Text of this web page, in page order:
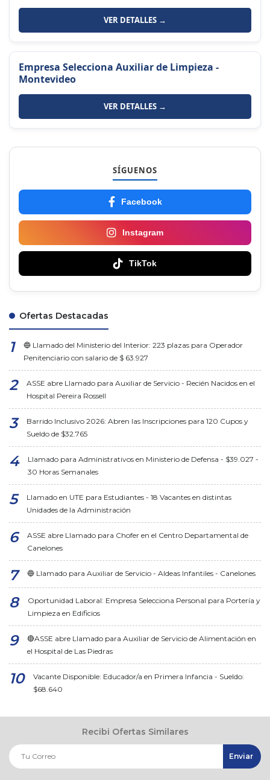
VER DETALLES →
Empresa Selecciona Auxiliar de Limpieza -
Montevideo
VER DETALLES →
SÍGUENOS
Facebook
Instagram
TikTok
Ofertas Destacadas
🔵 Llamado del Ministerio del Interior: 223 plazas para Operador
Penitenciario con salario de $ 63.927
ASSE abre Llamado para Auxiliar de Servicio - Recién Nacidos en el
Hospital Pereira Rossell
Barrido Inclusivo 2026: Abren las Inscripciones para 120 Cupos y
Sueldo de $32.765
Llamado para Administrativos en Ministerio de Defensa - $39.027 -
30 Horas Semanales
Llamado en UTE para Estudiantes - 18 Vacantes en distintas
Unidades de la Administración
ASSE abre Llamado para Chofer en el Centro Departamental de
Canelones
🔵 Llamado para Auxiliar de Servicio - Aldeas Infantiles - Canelones
Oportunidad Laboral: Empresa Selecciona Personal para Portería y
Limpieza en Edificios
🔴ASSE abre Llamado para Auxiliar de Servicio de Alimentación en
el Hospital de Las Piedras
Vacante Disponible: Educador/a en Primera Infancia - Sueldo:
$68.640
Recibi Ofertas Similares